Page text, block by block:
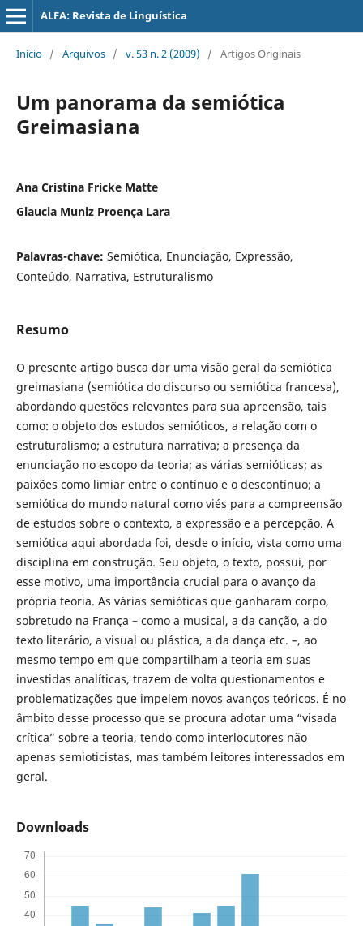
ALFA: Revista de Linguística
Início / Arquivos / v. 53 n. 2 (2009) / Artigos Originais
Um panorama da semiótica
Greimasiana
Ana Cristina Fricke Matte
Glaucia Muniz Proença Lara
Palavras-chave: Semiótica, Enunciação, Expressão,
Conteúdo, Narrativa, Estruturalismo
Resumo
O presente artigo busca dar uma visão geral da semiótica
greimasiana (semiótica do discurso ou semiótica francesa),
abordando questões relevantes para sua apreensão, tais
como: o objeto dos estudos semióticos, a relação com o
estruturalismo; a estrutura narrativa; a presença da
enunciação no escopo da teoria; as várias semióticas; as
paixões como limiar entre o contínuo e o descontínuo; a
semiótica do mundo natural como viés para a compreensão
de estudos sobre o contexto, a expressão e a percepção. A
semiótica aqui abordada foi, desde o início, vista como uma
disciplina em construção. Seu objeto, o texto, possui, por
esse motivo, uma importância crucial para o avanço da
própria teoria. As várias semióticas que ganharam corpo,
sobretudo na França – como a musical, a da canção, a do
texto literário, a visual ou plástica, a da dança etc. –, ao
mesmo tempo em que compartilham a teoria em suas
investidas analíticas, trazem de volta questionamentos e
problematizações que impelem novos avanços teóricos. É no
âmbito desse processo que se procura adotar uma “visada
crítica” sobre a teoria, tendo como interlocutores não
apenas semioticistas, mas também leitores interessados em
geral.
Downloads